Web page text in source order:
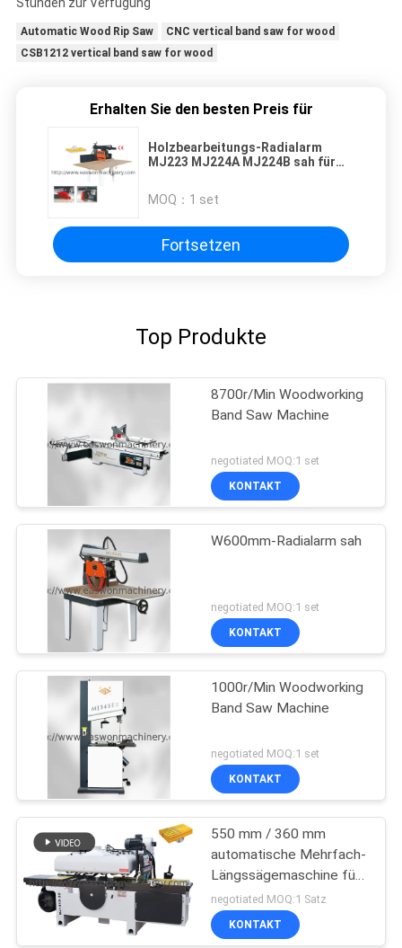
Stunden zur Verfügung
Automatic Wood Rip Saw
CNC vertical band saw for wood
CSB1212 vertical band saw for wood
Erhalten Sie den besten Preis für
Holzbearbeitungs-Radialarm
MJ223 MJ224A MJ224B sah für
MOQ： 1 set
Fortsetzen
Top Produkte
8700r/Min Woodworking
Band Saw Machine
negotiated MOQ:1 set
KONTAKT
W600mm-Radialarm sah
negotiated MOQ:1 set
KONTAKT
1000r/Min Woodworking
Band Saw Machine
negotiated MOQ:1 set
KONTAKT
550 mm / 360 mm
automatische Mehrfach-
Längssägemaschine für
die Verarbeitung von
Massivholzplatten
negotiated MOQ:1 Satz
KONTAKT